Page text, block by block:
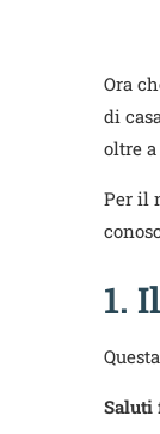
Ora
di
oltre
Per il
1.
Saluti